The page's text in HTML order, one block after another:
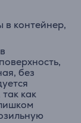
в контейнер,
без
как